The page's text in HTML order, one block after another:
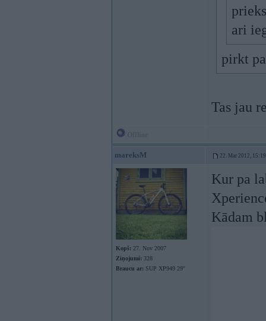
ari
pirkt
Tas jau
mareksM 22. Mar 2012, 15:19
Kopš: 27. Nov 2007
Ziņojumi: 328
Braucu ar: SUP XP949 29''
Kur pa
Kādam